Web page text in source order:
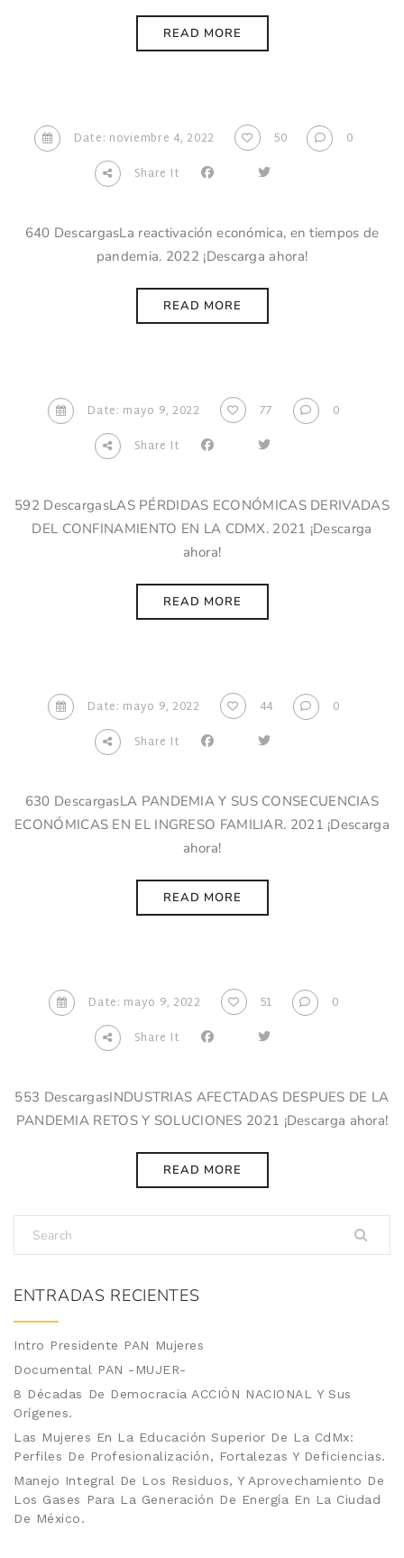
READ MORE
Date: noviembre 4, 2022 50
0
Share It
640 DescargasLa reactivación económica, en tiempos de
pandemia. 2022 ¡Descarga ahora!
READ MORE
Date: mayo 9, 2022 77
0
Share It
592 DescargasLAS PÉRDIDAS ECONÓMICAS DERIVADAS
DEL CONFINAMIENTO EN LA CDMX. 2021 ¡Descarga
ahora!
READ MORE
Date: mayo 9, 2022 44
0
Share It
630 DescargasLA PANDEMIA Y SUS CONSECUENCIAS
ECONÓMICAS EN EL INGRESO FAMILIAR. 2021 ¡Descarga
ahora!
READ MORE
Date: mayo 9, 2022 51
0
Share It
553 DescargasINDUSTRIAS AFECTADAS DESPUES DE LA
PANDEMIA RETOS Y SOLUCIONES 2021 ¡Descarga ahora!
READ MORE
ENTRADAS RECIENTES
Intro Presidente PAN Mujeres
Documental PAN -MUJER-
8 Décadas De Democracia ACCIÓN NACIONAL Y Sus
Orígenes.
Las Mujeres En La Educación Superior De La CdMx:
Perfiles De Profesionalización, Fortalezas Y Deficiencias.
Manejo Integral De Los Residuos, Y Aprovechamiento De
Los Gases Para La Generación De Energía En La Ciudad
De México.